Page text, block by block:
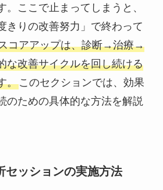
。ここで止まってしまうと、
きりの改善努力」で終わって
コアアップは、診断→治療→
な改善サイクルを回し続ける
。このセクションでは、効果
のための具体的な方法を解説
セッションの実施方法